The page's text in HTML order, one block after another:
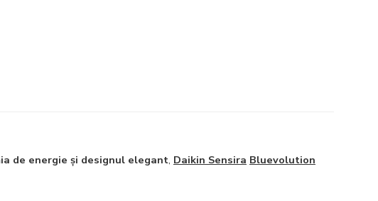
de energie și designul elegant, Daikin Sensira Bluevolution